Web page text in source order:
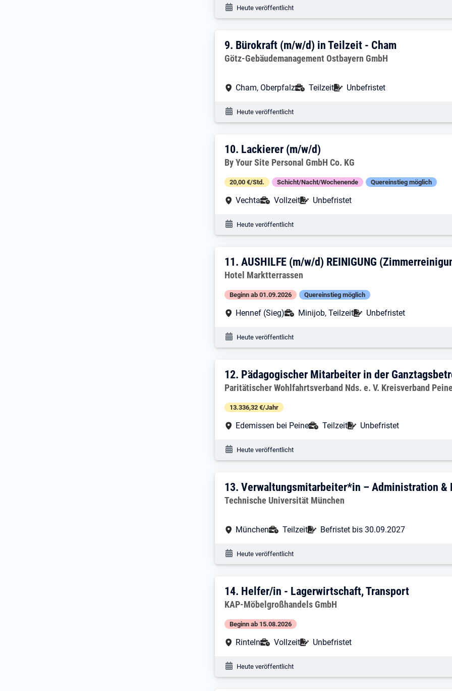
Veröffentlichungsdatum:
Heute veröffentlicht
9. Ergebnis: Bürokraft (m/w/d) in Teilzeit
9. Bürokraft (m/w/d) in Teilzeit - Cham
Arbeitgeber:
Götz-Gebäudemanagement Ostbayern GmbH
Arbeitsort:
Cham, Oberpfalz Anstellungsart:
Teilzeit Befristung:
Unbefristet
Veröffentlichungsdatum:
Heute veröffentlicht
10. Ergebnis: Lackierer (m/w/d)
10. Lackierer (m/w/d)
Arbeitgeber:
By Your Site Personal GmbH Co. KG
20,00 €/Std. Schicht/Nacht/Wochenende Quereinstieg möglich
Arbeitsort:
Vechta Anstellungsart:
Vollzeit Befristung:
Unbefristet
Veröffentlichungsdatum:
Heute veröffentlicht
11. Ergebnis: AUSHILFE (m/w/d)
11.AUSHILFE (m/w/d) REINIGUNG
Arbeitgeber:
Hotel Marktterrassen
Beginn ab 01.09.2026 Quereinstieg möglich
Arbeitsort:
Hennef (Sieg) Anstellungsart:
Minijob, Teilzeit Befristung:
Unbefristet
Veröffentlichungsdatum:
Heute veröffentlicht
12. Ergebnis: Pädagogischer
12. Pädagogischer Mitarbeiter in der
Arbeitgeber:
Paritätischer Wohlfahrtsverband Nds. e. V. Kreisverband Peine
13.336,32 €/Jahr
Arbeitsort:
Edemissen bei Peine Anstellungsart:
Teilzeit Befristung:
Unbefristet
Veröffentlichungsdatum:
Heute veröffentlicht
13. Ergebnis:
13.Verwaltungsmitarbeiter*in – Administration
Arbeitgeber:
Technische Universität München
Arbeitsort:
München Anstellungsart:
Teilzeit Befristung:
Befristet bis 30.09.2027
Veröffentlichungsdatum:
Heute veröffentlicht
14. Ergebnis: Helfer/in -
14. Helfer/in - Lagerwirtschaft, Transport
Arbeitgeber:
KAP-Möbelgroßhandels GmbH
Beginn ab 15.08.2026
Arbeitsort:
Rinteln Anstellungsart:
Vollzeit Befristung:
Unbefristet
Veröffentlichungsdatum:
Heute veröffentlicht